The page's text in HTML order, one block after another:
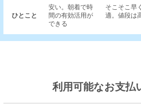
ひとこと
安い。朝着で時
間の有効活用が
できる
そこそこ早
適。値段は
利用可能なお支払